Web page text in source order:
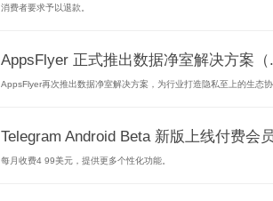
消费者要求予以退款。
AppsFlyer 正式推出数据净室解决方案（
AppsFlyer再次推出数据净室解决方案，为行业打造隐私至上的生态协
Telegram Android Beta 新版上线付费会员
每月收费4 99美元，提供更多个性化功能。